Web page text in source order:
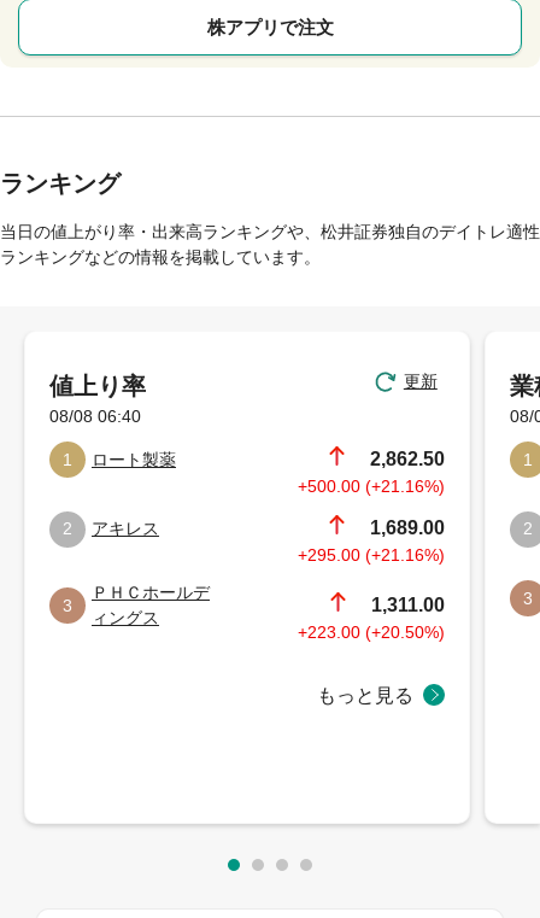
株アプリで注文
ランキング
当日の値上がり率・出来高ランキングや、松井証券独自のデイトレ適性
ランキングなどの情報を掲載しています。